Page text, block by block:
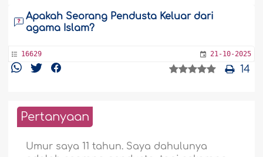
Apakah Seorang Pendusta Keluar dari
agama Islam?
16629 21-10-2025
14
Pertanyaan
Umur saya 11 tahun. Saya dahulunya